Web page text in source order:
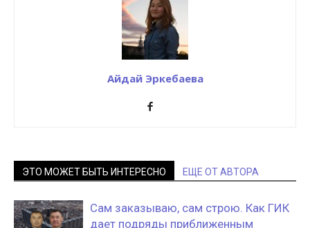
Айдай Эркебаева
ЭТО МОЖЕТ БЫТЬ ИНТЕРЕСНО ЕЩЕ ОТ АВТОРА
Сам заказываю, сам строю. Как ГИК
дает подряды приближенным